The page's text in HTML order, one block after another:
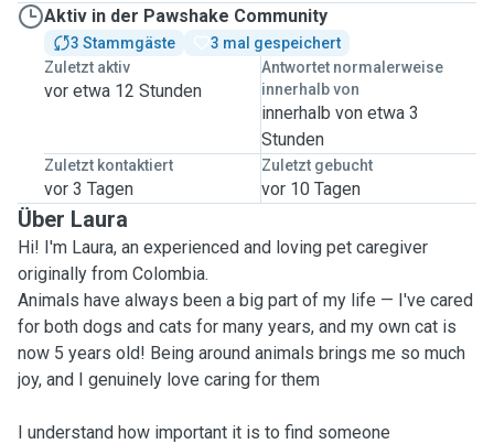
Aktiv in der Pawshake Community
3 Stammgäste
3 mal gespeichert
Zuletzt aktiv
vor etwa 12 Stunden
Antwortet normalerweise
innerhalb von
innerhalb von etwa 3
Stunden
Zuletzt kontaktiert
vor 3 Tagen
Zuletzt gebucht
vor 10 Tagen
Über Laura
Hi! I'm Laura, an experienced and loving pet caregiver
originally from Colombia.
Animals have always been a big part of my life — I've cared
for both dogs and cats for many years, and my own cat is
now 5 years old! Being around animals brings me so much
joy, and I genuinely love caring for them
I understand how important it is to find someone